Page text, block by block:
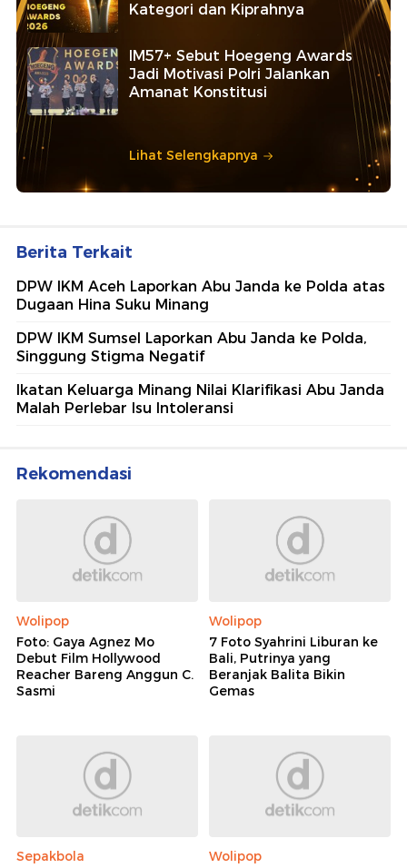
Kategori dan Kiprahnya
IM57+ Sebut Hoegeng Awards
Jadi Motivasi Polri Jalankan
Amanat Konstitusi
Lihat Selengkapnya
Berita Terkait
DPW IKM Aceh Laporkan Abu Janda ke Polda atas
Dugaan Hina Suku Minang
DPW IKM Sumsel Laporkan Abu Janda ke Polda,
Singgung Stigma Negatif
Ikatan Keluarga Minang Nilai Klarifikasi Abu Janda
Malah Perlebar Isu Intoleransi
Rekomendasi
Wolipop
Foto: Gaya Agnez Mo
Debut Film Hollywood
Reacher Bareng Anggun C.
Sasmi
Wolipop
7 Foto Syahrini Liburan ke
Bali, Putrinya yang
Beranjak Balita Bikin
Gemas
Sepakbola
Wolipop